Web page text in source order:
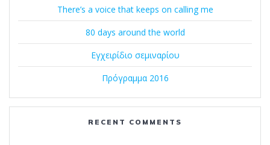
There’s a voice that keeps on calling me
80 days around the world
Εγχειρίδιο σεμιναρίου
Πρόγραμμα 2016
RECENT COMMENTS